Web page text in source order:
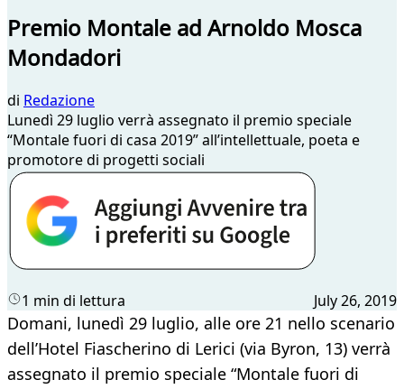
Premio Montale ad Arnoldo Mosca
Mondadori
di Redazione
Lunedì 29 luglio verrà assegnato il premio speciale
“Montale fuori di casa 2019” all’intellettuale, poeta e
promotore di progetti sociali
1 min di lettura July 26, 2019
Domani, lunedì 29 luglio, alle ore 21 nello scenario
dell’Hotel Fiascherino di Lerici (via Byron, 13) verrà
assegnato il premio speciale “Montale fuori di